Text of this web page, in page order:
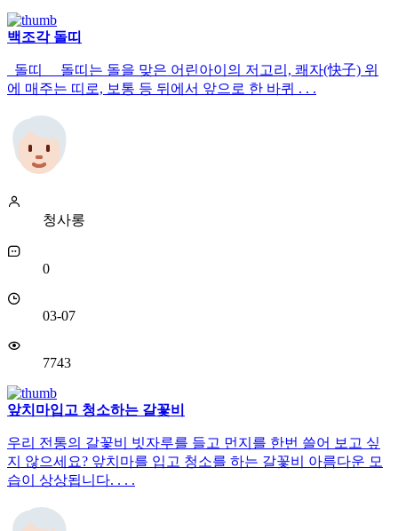
백조각 돌띠
돌띠 돌띠는 돌을 맞은 어린아이의 저고리, 쾌자(快子) 위
에 매주는 띠로, 보통 등 뒤에서 앞으로 한 바퀴 . . .
청사롱
0
03-07
7743
앞치마입고 청소하는 갈꽃비
우리 전통의 갈꽃비 빗자루를 들고 먼지를 한번 쓸어 보고 싶
지 않으세요? 앞치마를 입고 청소를 하는 갈꽃비 아름다운 모
습이 상상됩니다. . . .